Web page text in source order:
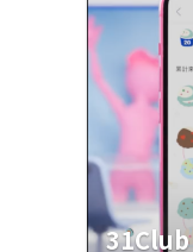
31Club